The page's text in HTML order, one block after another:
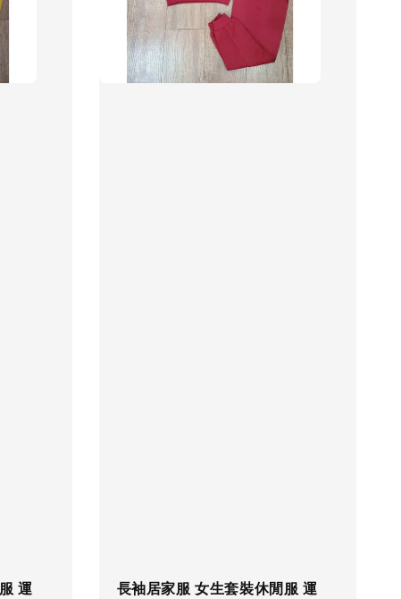
運
長袖居家服 女生套裝休閒服 運